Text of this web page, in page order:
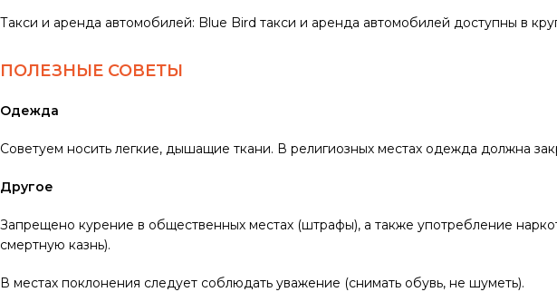
Такси и аренда автомобилей: Blue Bird такси и аренда автомобилей доступны в
ПОЛЕЗНЫЕ СОВЕТЫ
Одежда
Советуем носить легкие, дышащие ткани. В религиозных местах одежда должна
Другое
Запрещено курение в общественных местах (штрафы), а также употребление
смертную казнь).
В местах поклонения следует соблюдать уважение (снимать обувь, не шуметь).